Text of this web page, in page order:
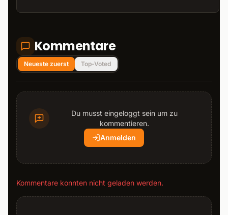
Kommentare
Neueste zuerst Top-Voted
Du musst eingeloggt sein um zu
kommentieren.
Anmelden
Kommentare konnten nicht geladen werden.